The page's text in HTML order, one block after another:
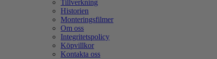
Tillverkning
Historien
Monteringsfilmer
Om oss
Integritetspolicy
Köpvillkor
Kontakta oss